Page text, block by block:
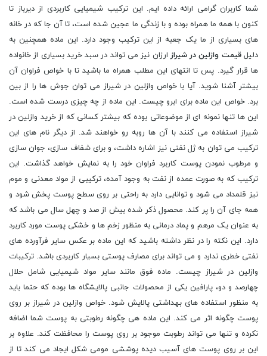
شما کاربران گرامی ارائه داده ایم. این ترکیب شیمیایی کاربردی از دیرباز تا
کنون با همه ما همراه بوده و با زندگی ما عجین شده است، تا آن جا که در خانه
های بسیاری از ما یک جعبه از این ترکیب وجود دارد. این ماده همچنین به
دلیلقیمت وازلین در شیراز ارزان نیز می تواند در سبد خرید بسیاری از خانواده
ها قرار گیرد. پس تا انتهای این مطلب همراه ما باشید تا با خواص فراوان آن
بیشتر آشنا شوید. آیا با خواص وازلین در شیراز می توان جوش ها را از بین
برد. خواص این ماده برای ابرو چیست. این ماده از چه چیزی درست شده است.
این ها تنها نمونه ای از موضوعاتی بوده که بیشتر کسانی که از خرید وازلین در
شیراز استفاده می کنند با آن ها روبه رو خواهند شد. از دیگر نام های این
ترکیب می توان به ژل نفتی نیز اشاره داشت، و برای شفاف سازی، جوان سازی
و مرطوب نمودن پوست کاربرد فراوان خود را به نمایش خواهد گذاشت. این
ترکیب که به صورت عمده از نفت به وجود آمده، ترکیبی از مواد معدنی و موم
نیز قلمداد می شود و توانایی دارد به راحتی بر روی سطح پوست پخش شود و
همه جای آن را پر کند. محصول ذکر شده بیش از صد و چهل سال می باشد که
به عنوان یک مرهم و پماد درمانی به منظور زخم ها و خشکی پوست مورد کاربرد
دارد. این نکته را در نظر داشته باشید که این ماده بر عکس سایر فرآورده های
نفتی خطری ندارد و می تواند برای مصارف پوستی بسیار کاربردی باشد. ترکیبات
وازلین در شیراز چیست. ماده فوق مانند سایر مواد شیمیایی شامل حلال
چهارصد و دو، پارافین یکی از محصولات جانبی پالایشگاه ها بوده که حتما باید
به منظور استفاده های بهداشتی پالایش شود. خواص وازلین در شیراز بر روی
پوست چگونه اثر می کند. این ماده هی چگونه رطوبتی به پوست شما اضافه
نکرده و تنها می تواند رطوبت موجود بر روی پوست را محافظت کند. علاوه بر
این بر روی پوست های آسیب دیده پوششی مومی شکل ایجاد می کند تا از